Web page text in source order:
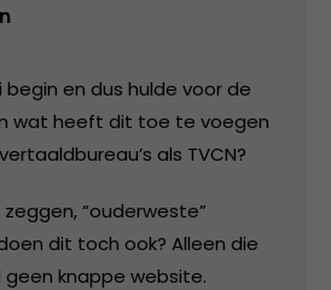
en dus hulde voor de
wat heeft dit toe te voegen
als TVCN?
“ouderweste”
dit toch ook? Alleen die
knappe website.